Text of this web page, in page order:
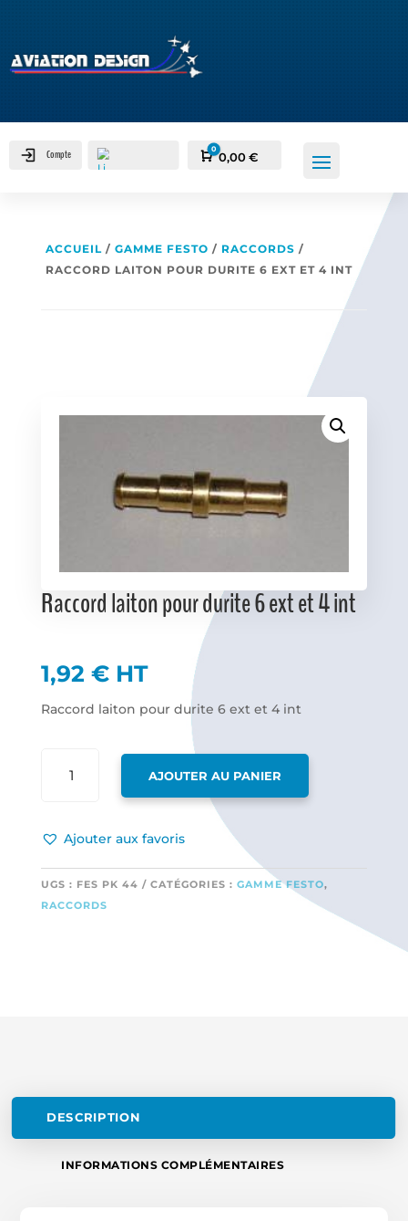
Compte
Favoris
Panier
0
0,00€
ACCUEIL / GAMME FESTO / RACCORDS /
RACCORD LAITON POUR DURITE 6 EXT ET 4 INT
Raccord laiton pour durite 6 ext et 4 int
1,92 € HT
Raccord laiton pour durite 6 ext et 4 int
POUR
6
EXT
AJOUTER AU PANIER
Ajouter aux favoris
UGS : FES PK 44 CATÉGORIES : GAMME FESTO,
RACCORDS
DESCRIPTION
INFORMATIONS COMPLÉMENTAIRES